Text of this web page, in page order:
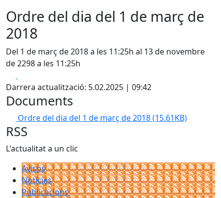
Ordre del dia del 1 de març de
2018
Del 1 de març de 2018 a les 11:25h al 13 de novembre
de 2298 a les 11:25h
Darrera actualització: 5.02.2025 | 09:42
Documents
Ordre del dia del 1 de març de 2018(15.61KB)
RSS
L'actualitat a un clic
Avisos
Notícies
Publicacions